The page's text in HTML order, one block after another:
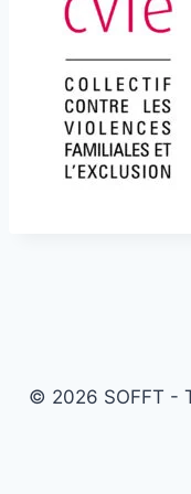
© 2026 SOFFT -